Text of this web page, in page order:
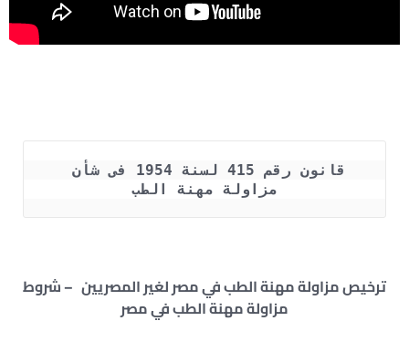
مزاولة مهنة الطب
ترخيص مزاولة مهنة الطب في مصر لغير المصريين – شروط
مزاولة مهنة الطب في مصر